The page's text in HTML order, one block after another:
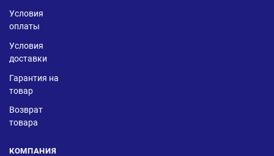
Условия
оплаты
Условия
доставки
Гарантия на
товар
Возврат
товара
КОМПАНИЯ